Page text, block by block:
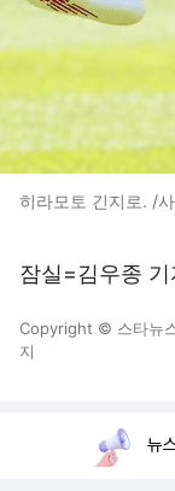
히라모토 긴지로. /
잠실=김우종
Copyright © 스타뉴
지
뉴